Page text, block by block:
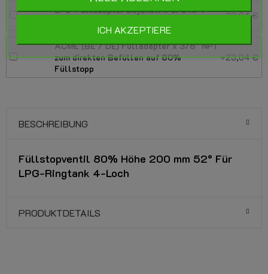
LPG-Fülladapter Bajonett x 3/8 NPT–
+23,04 €
ACME (BE / DE) Fülladapter x 3/8" NPT
zum direkten Befüllen auf 80%
Füllstopp
+23,04 €
BESCHREIBUNG
Füllstopventil 80% Höhe 200 mm 52° Für
LPG-Ringtank 4-Loch
PRODUKTDETAILS
ICH AKZEPTIERE